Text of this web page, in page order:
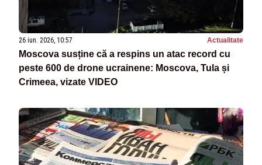
26 iun. 2026, 10:57 Actualitate
Moscova susține că a respins un atac record cu
peste 600 de drone ucrainene: Moscova, Tula și
Crimeea, vizate VIDEO